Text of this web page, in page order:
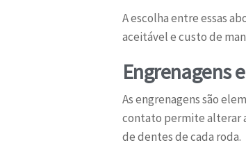
A escolha entre essas
aceitável e custo de
Engrenagens
As engrenagens são
contato permite alterar
de dentes de cada roda.